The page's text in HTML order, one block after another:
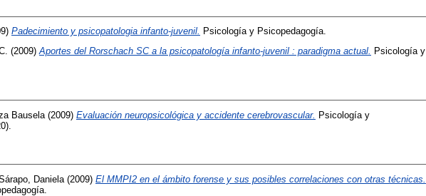
Padecimiento y psicopatologia infanto-juvenil. Psicología y Psicopedagogía.
(2009)Aportes del Rorschach SC a la psicopatología infanto-juvenil : paradigma actual. Psicología y
Bausela (2009) Evaluación neuropsicológica y accidente cerebrovascular. Psicología y
Daniela (2009) El MMPI2 en el ámbito forense y sus posibles correlaciones con otras técnicas.